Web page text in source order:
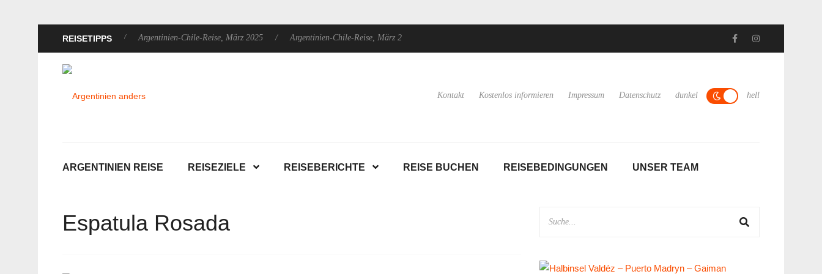
REISETIPPS
Rundreise, Dezember 2025 Argentinien-Chile-Reise, März 2025 Argentinien-Chile-Reise, März 2024 Argentinien-Reise Februar 2024
dunkel hell
Kontakt Kostenlos informieren Impressum Datenschutz
ARGENTINIEN REISE REISEZIELE REISEBERICHTE REISE BUCHEN REISEBEDINGUNGEN UNSER TEAM
Espatula Rosada